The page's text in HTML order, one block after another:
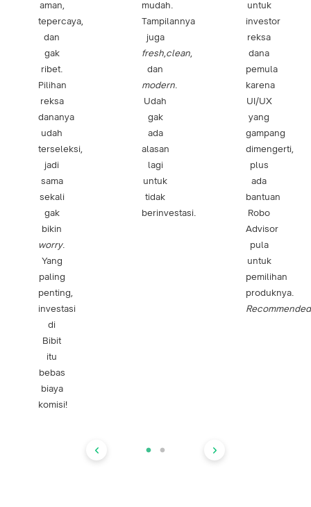
aman,
tepercaya,
dan
gak
ribet.
Pilihan
reksa
dananya
udah
terseleksi,
jadi
sama
sekali
gak
bikin
worry.
Yang
paling
penting,
investasi
di
Bibit
itu
bebas
biaya
komisi!
mudah.
Tampilannya
juga
fresh,clean,
dan
modern.
Udah
gak
ada
alasan
lagi
untuk
tidak
berinvestasi.
untuk
investor
reksa
dana
pemula
karena
UI/UX
yang
gampang
dimengerti,
plus
ada
bantuan
Robo
Advisor
pula
untuk
pemilihan
produknya.
Recommended